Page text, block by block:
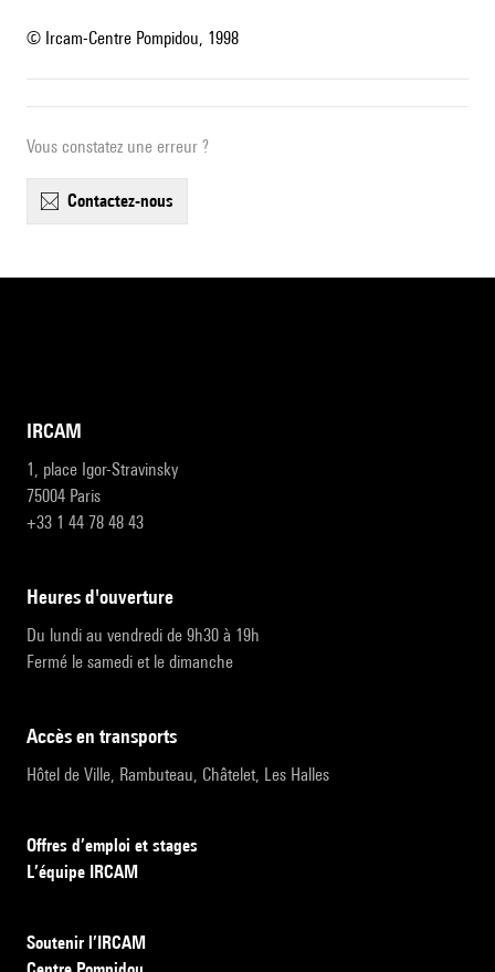
© Ircam-Centre Pompidou, 1998
Vous constatez une erreur ?
contactez-nous
IRCAM
1, place Igor-Stravinsky
75004 Paris
+33 1 44 78 48 43
heures d'ouverture
Du lundi au vendredi de 9h30 à 19h
Fermé le samedi et le dimanche
accès en transports
Hôtel de Ville, Rambuteau, Châtelet, Les Halles
Offres d’emploi et stages
L’équipe IRCAM
Soutenir l’IRCAM